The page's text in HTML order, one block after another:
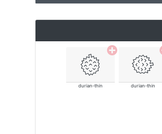
durian-thin durian-thin